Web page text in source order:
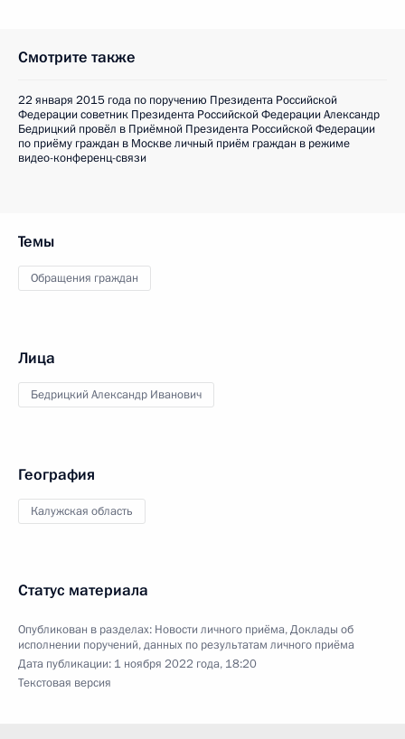
Смотрите также
22 января 2015 года по поручению Президента Российской
Федерации советник Президента Российской Федерации Александр
Бедрицкий провёл в Приёмной Президента Российской Федерации
по приёму граждан в Москве личный приём граждан в режиме
видео-конференц-связи
Темы
Обращения граждан
Лица
Бедрицкий Александр Иванович
География
Калужская область
Статус материала
Опубликован в разделах: Новости личного приёма,Доклады об
исполнении поручений, данных по результатам личного приёма
Дата публикации: 1 ноября 2022 года, 18:20
Текстовая версия